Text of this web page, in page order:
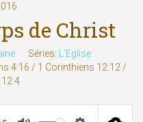
de Christ
Séries:
L'Eglise
4:16 / 1 Corinthiens 12:12 /